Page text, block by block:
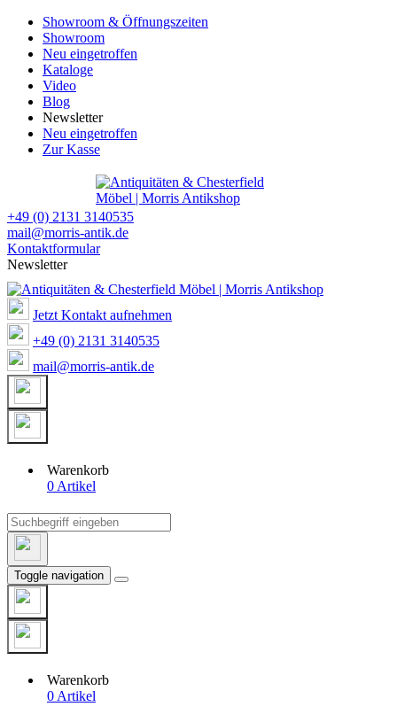
Showroom & Öffnungszeiten
Showroom
Neu eingetroffen
Kataloge
Video
Blog
Newsletter
Neu eingetroffen
Zur Kasse
+49 (0) 2131 3140535
mail@morris-antik.de
Kontaktformular
Newsletter
Jetzt Kontakt aufnehmen
+49 (0) 2131 3140535
mail@morris-antik.de
Warenkorb
0 Artikel
Toggle navigation
Warenkorb
0 Artikel